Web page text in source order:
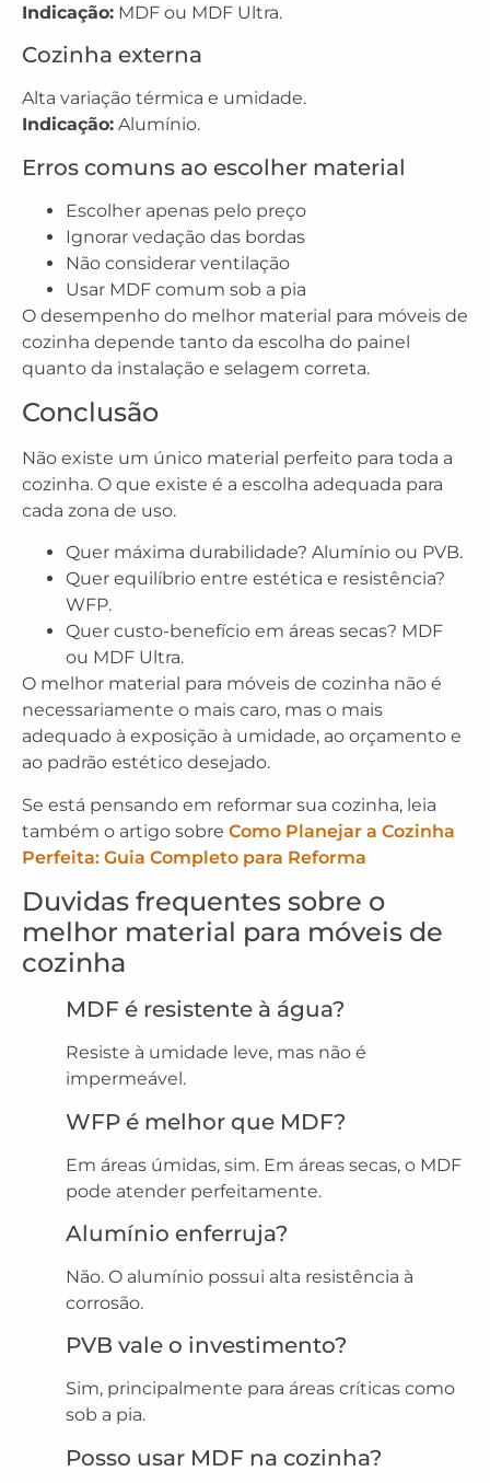
Indicação: MDF ou MDF Ultra.
Cozinha externa
Alta variação térmica e umidade.
Indicação: Alumínio.
Erros comuns ao escolher material
Escolher apenas pelo preço
Ignorar vedação das bordas
Não considerar ventilação
Usar MDF comum sob a pia
O desempenho do melhor material para móveis de
cozinha depende tanto da escolha do painel
quanto da instalação e selagem correta.
Conclusão
Não existe um único material perfeito para toda a
cozinha. O que existe é a escolha adequada para
cada zona de uso.
Quer máxima durabilidade? Alumínio ou PVB.
Quer equilíbrio entre estética e resistência?
WFP.
Quer custo-benefício em áreas secas? MDF
ou MDF Ultra.
O melhor material para móveis de cozinha não é
necessariamente o mais caro, mas o mais
adequado à exposição à umidade, ao orçamento e
ao padrão estético desejado.
Se está pensando em reformar sua cozinha, leia
também o artigo sobre Como Planejar a Cozinha
Perfeita: Guia Completo para Reforma
Duvidas frequentes sobre o
melhor material para móveis de
cozinha
MDF é resistente à água?
Resiste à umidade leve, mas não é
impermeável.
WFP é melhor que MDF?
Em áreas úmidas, sim. Em áreas secas, o MDF
pode atender perfeitamente.
Alumínio enferruja?
Não. O alumínio possui alta resistência à
corrosão.
PVB vale o investimento?
Sim, principalmente para áreas críticas como
sob a pia.
Posso usar MDF na cozinha?